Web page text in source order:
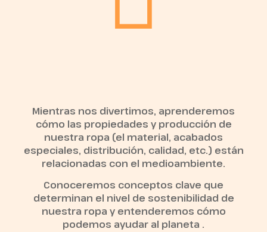
Mientras nos divertimos, aprenderemos
cómo las propiedades y producción de
nuestra ropa (el material, acabados
especiales, distribución, calidad, etc.) están
relacionadas con el medioambiente.
Conoceremos conceptos clave que
determinan el nivel de sostenibilidad de
nuestra ropa y entenderemos cómo
podemos ayudar al planeta .